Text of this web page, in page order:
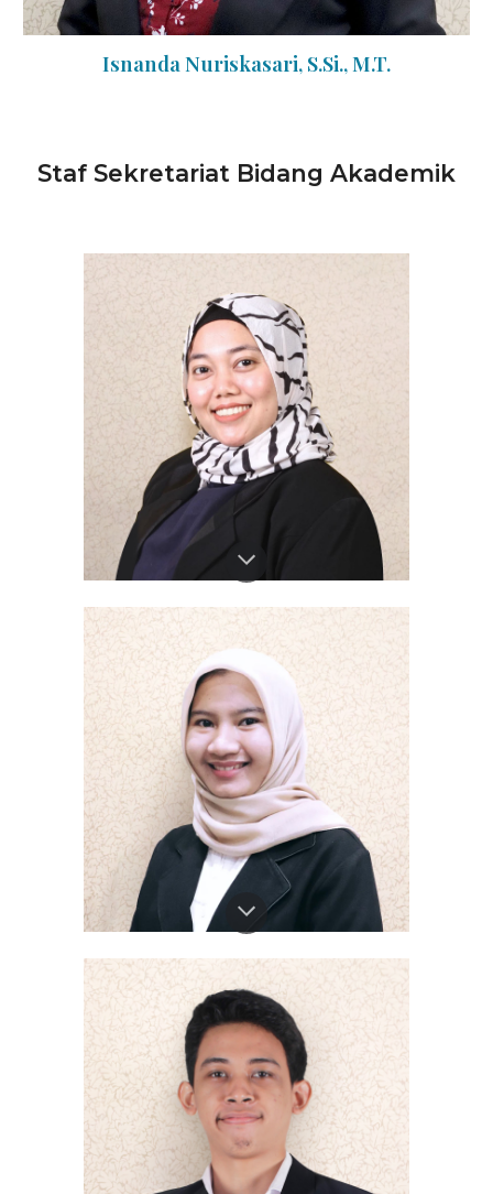
Isnanda Nuriskasari, S.Si., M.T.
Staf Sekretariat Bidang Akademik